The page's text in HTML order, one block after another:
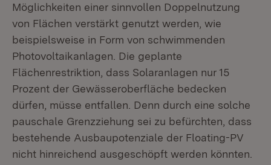
Möglichkeiten einer sinnvollen Doppelnutzung
von Flächen verstärkt genutzt werden, wie
beispielsweise in Form von schwimmenden
Photovoltaikanlagen. Die geplante
Flächenrestriktion, dass Solaranlagen nur 15
Prozent der Gewässeroberfläche bedecken
dürfen, müsse entfallen. Denn durch eine solche
pauschale Grenzziehung sei zu befürchten, dass
bestehende Ausbaupotenziale der Floating-PV
nicht hinreichend ausgeschöpft werden könnten.